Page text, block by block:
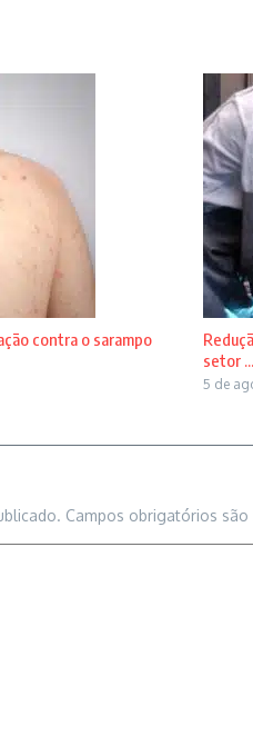
contra o sarampo
setor ...
5 de
Campos obrigatórios são